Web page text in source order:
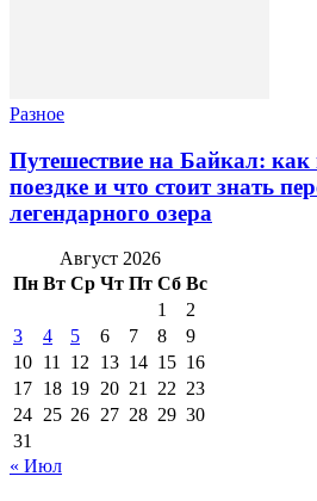
Разное
Путешествие на Байкал: как
поездке и что стоит знать
легендарного озера
Август 2026
Пн Вт Ср Чт Пт Сб Вс
1
2
3
4 5 6 7 8
9
10 11 12 13 14 15 16
17 18 19 20 21 22 23
24 25 26 27 28 29 30
31
« Июл